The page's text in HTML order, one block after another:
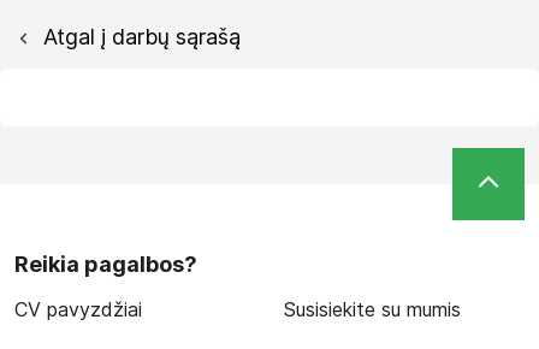
Atgal į darbų sąrašą
Reikia pagalbos?
CV pavyzdžiai Susisiekite su mumis